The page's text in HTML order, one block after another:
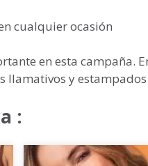
cualquier ocasión
en esta campaña.
llamativos y
: